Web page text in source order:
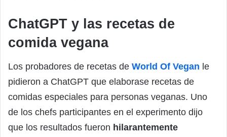
ChatGPT y las recetas de
comida vegana
Los probadores de recetas de World Of Vegan le
pidieron a ChatGPT que elaborase recetas de
comidas especiales para personas veganas. Uno
de los chefs participantes en el experimento dijo
que los resultados fueron hilarantemente